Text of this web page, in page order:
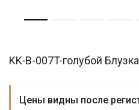
KK-B-007T-голубой
Цены видны после